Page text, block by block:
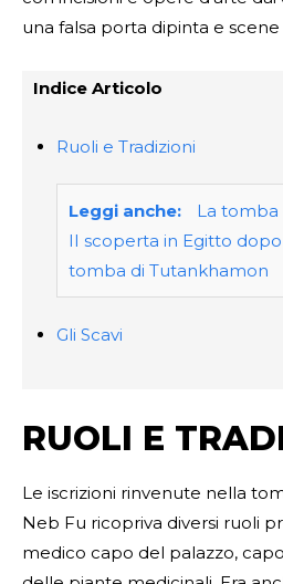
una falsa porta dipinta e
Indice Articolo
Ruoli e Tradizioni
Leggi anche:
La tomba
II scoperta in Egitto
tomba di Tutankhamon
Gli Scavi
RUOLI E
Le iscrizioni rinvenute nella
Neb Fu ricopriva diversi ruoli
medico capo del palazzo,